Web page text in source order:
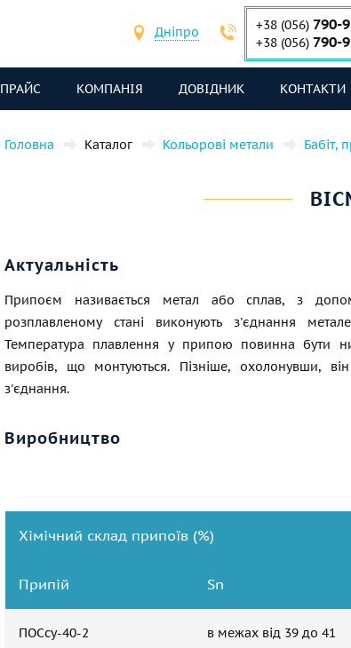
Дніпро +38 (056) 790-
+38 (056) 790-
ПРАЙС КОМПАНІЯ ДОВІДНИК КОНТАКТИ
Головна Каталог Кольорові метали Бабіт,
Актуальність
Припоєм називається метал або сплав, з
розплавленому стані виконують з'єднання
Температура плавлення у припою повинна бути
виробів, що монтуються. Пізніше, охолонувши,
з'єднання.
Виробництво
Хімічний склад припоїв (%)
Припій Sn
ПОСсу-40-2 в межах від 39 до 41